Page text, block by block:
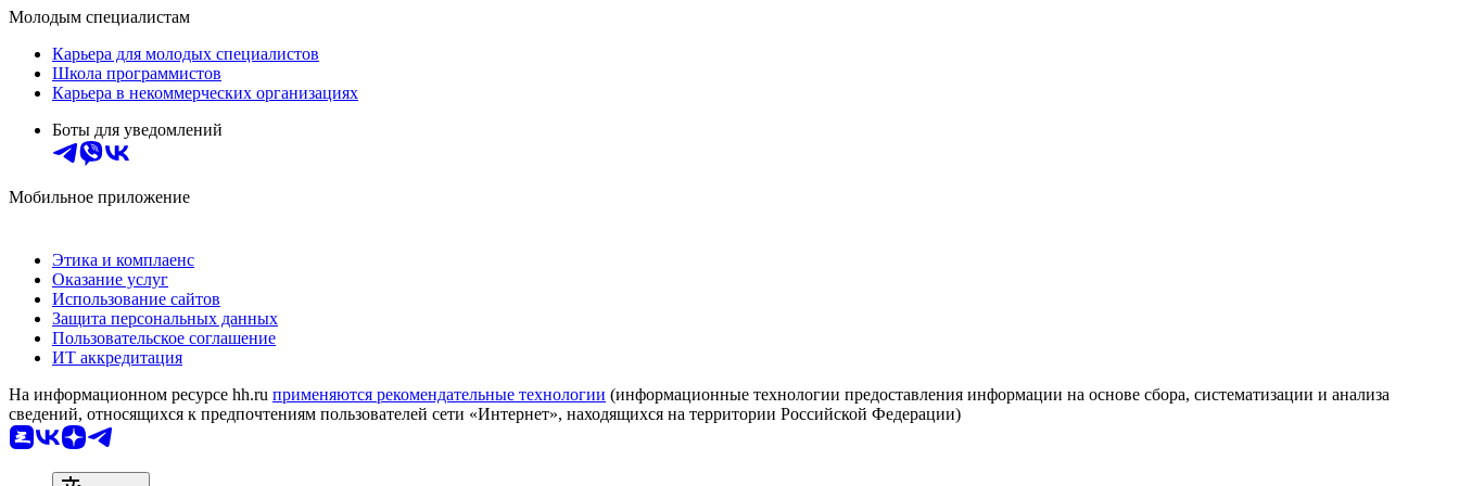
Молодым специалистам
Карьера для молодых специалистов
Школа программистов
Карьера в некоммерческих организациях
Боты для уведомлений
Мобильное приложение
Этика и комплаенс
Оказание услуг
Использование сайтов
Защита персональных данных
Пользовательское соглашение
ИТ аккредитация
На информационном ресурсе hh.ru применяются рекомендательные технологии (информационные технологии предоставления информации на основе сбора, систематизации и анализа
сведений, относящихся к предпочтениям пользователей сети «Интернет», находящихся на территории Российской Федерации)